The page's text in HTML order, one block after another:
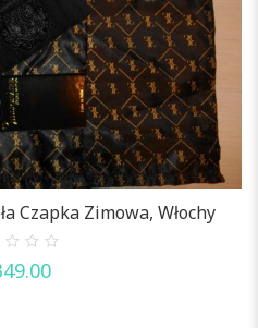
Czapka Zimowa, Włochy